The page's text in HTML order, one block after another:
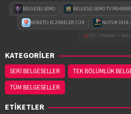
BELGESELSEMO BELGESELSEMO TV
NÖBETÇİ ECZANELER 7/24 NUTUK
iOS / Huawei —
KATEGORİLER
SERİ BELGESELLER
TEK BÖLÜMLÜK
TÜM BELGESELLER
ETİKETLER